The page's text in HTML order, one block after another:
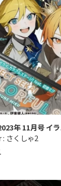
年 11月号 イ
さくしゃ2